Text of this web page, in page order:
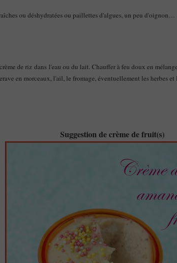
ou déshydratées ou paillettes d'algues, un peu d'oignon…
de riz dans l'eau ou du lait. Chauffer à feu doux en
en morceaux, l'ail, le fromage, éventuellement les herbes
Suggestion de crème de fruit(s)